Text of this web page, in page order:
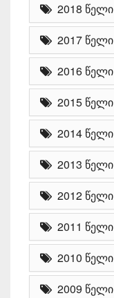
2018 წელი
2017 წელი
2016 წელი
2015 წელი
2014 წელი
2013 წელი
2012 წელი
2011 წელი
2010 წელი
2009 წელი